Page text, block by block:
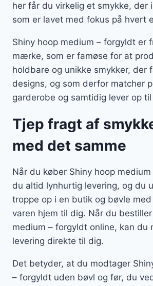
her får du virkelig et smykke, der
som er lavet med fokus på hvert
Shiny hoop medium – forgyldt er
mærke, som er famøse for at
holdbare og unikke smykker, der
designs, og som derfor matcher
garderobe og samtidig lever op
Tjep fragt af
med det samme
Når du køber Shiny hoop
du altid lynhurtig levering, og du
troppe op i en butik og bøvle
varen hjem til dig. Når du
medium – forgyldt online, kan du
levering direkte til dig.
Det betyder, at du modtager
– forgyldt uden bøvl og før, du